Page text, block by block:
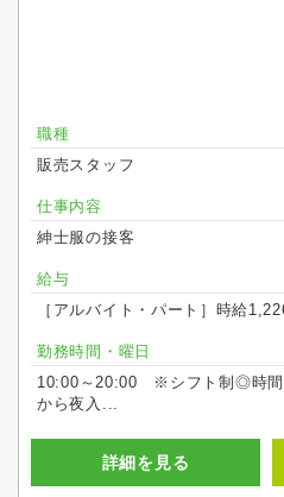
職種
販売スタッフ
仕事内容
紳士服の接客
給与
［アルバイト・パート］時給
勤務時間・曜日
10:00～20:00 ※シフト制◎時間
から夜入...
詳細を見る